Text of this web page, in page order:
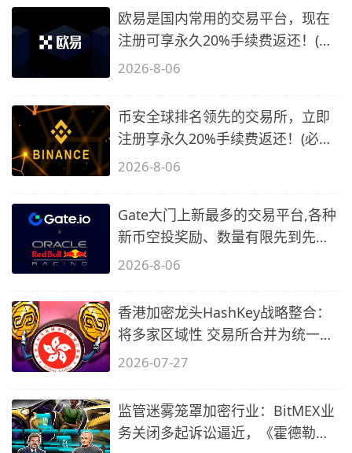
欧易是国内常用的交易平台，现在
注册可享永久20%手续费返还！(必
备1)
2026-8-06
币安全球排名领先的交易所，立即
注册享永久20%手续费返还！(必备
2)
2026-8-06
Gate大门上新最多的交易平台,各种
新币空投奖励、数量有限先到先
得…
2026-8-06
香港加密龙头HashKey战略整合：
将多家区域性 交易所合并为统一平
台加速
2026-07-27
监管迷雾笼罩加密行业：BitMEX业
务关闭多起诉讼逼近，《霍德勒文